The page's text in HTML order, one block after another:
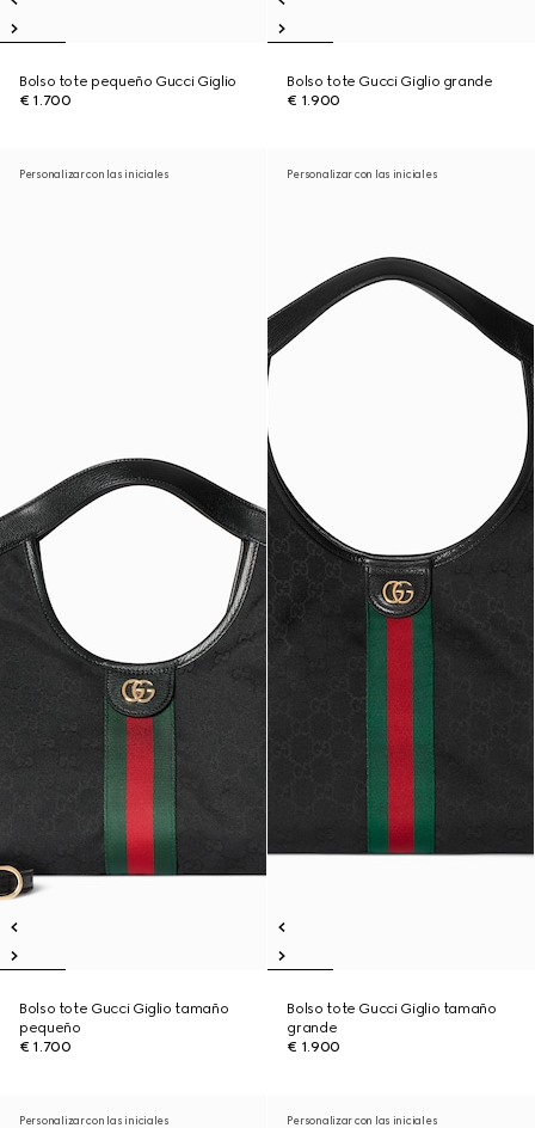
Bolso tote pequeño Gucci Giglio
€ 1.700
Bolso tote Gucci Giglio grande
€ 1.900
Personalizar con las iniciales
Bolso tote Gucci Giglio tamaño
pequeño
€ 1.700
Personalizar con las iniciales
Bolso tote Gucci Giglio tamaño
grande
€ 1.900
Personalizar con las iniciales Personalizar con las iniciales